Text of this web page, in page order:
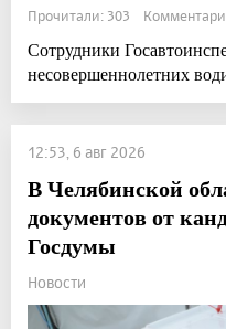
Прочитали: 303
Сотрудники
несовершеннолетних
12:53, 6 авг 2026
В Челябинской
документов от
Госдумы
Новости